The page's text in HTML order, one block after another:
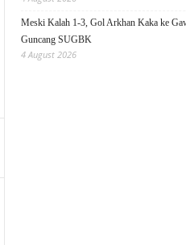
Meski Kalah 1-3, Gol Arkhan Kaka ke
Guncang SUGBK
4 August 2026